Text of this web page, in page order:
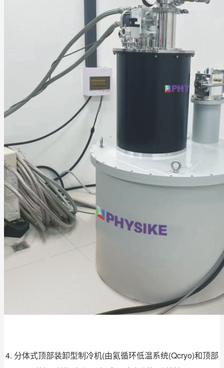
4. 分体式顶部装卸型制冷机(由氦循环低温系统(Qcryo)和顶部